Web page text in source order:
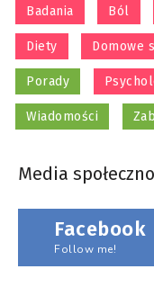
Badania Ból
Diety Domowe
Porady
Wiadomości
Media
Facebook
Follow me!